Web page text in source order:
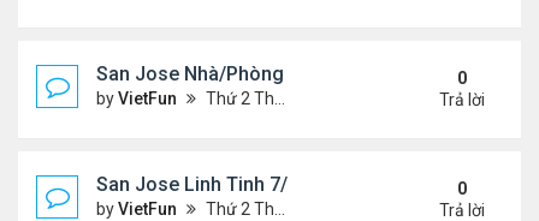
San Jose Nhà/Phòng 7/2/21-7/9/21
byVietFun Thứ 2 Tháng 7 05, 2021 2:38 pm
0
Trả lời
San Jose Linh Tinh 7/2/21 - 7/9/21
byVietFun Thứ 2 Tháng 7 05, 2021 2:35 pm
0
Trả lời